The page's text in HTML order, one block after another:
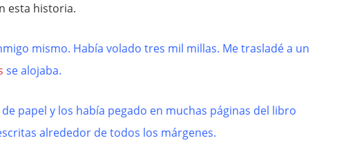
esta historia.
mismo. Había volado tres mil millas. Me trasladé a un
se alojaba.
papel y los había pegado en muchas páginas del libro
alrededor de todos los márgenes.